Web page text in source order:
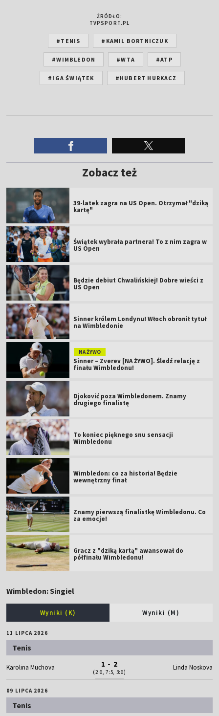
ŹRÓDŁO:
TVPSPORT.PL
#TENIS #KAMIL BORTNICZUK
#WIMBLEDON #WTA #ATP
#IGA ŚWIĄTEK #HUBERT HURKACZ
Zobacz też
39-latek zagra na US Open. Otrzymał "dziką
kartę"
Świątek wybrała partnera! To z nim zagra w
US Open
Będzie debiut Chwalińskiej! Dobre wieści z
US Open
Sinner królem Londynu! Włoch obronił tytuł
na Wimbledonie
NA ŻYWO
Sinner – Zverev [NA ŻYWO]. Śledź relację z
finału Wimbledonu!
Djoković poza Wimbledonem. Znamy
drugiego finalistę
To koniec pięknego snu sensacji
Wimbledonu
Wimbledon: co za historia! Będzie
wewnętrzny finał
Znamy pierwszą finalistkę Wimbledonu. Co
za emocje!
Gracz z "dziką kartą" awansował do
półfinału Wimbledonu!
Wimbledon: Singiel
Wyniki (K) Wyniki (M)
11 LIPCA 2026
Tenis
Karolina Muchova 1 - 2
(2:6, 7:5, 3:6)
Linda Noskova
09 LIPCA 2026
Tenis